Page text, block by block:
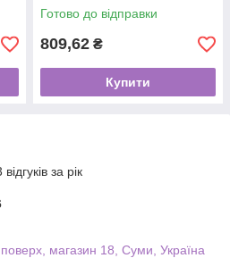
Готово до відправки
809,62 ₴
Купити
за рік
магазин 18, Суми, Україна